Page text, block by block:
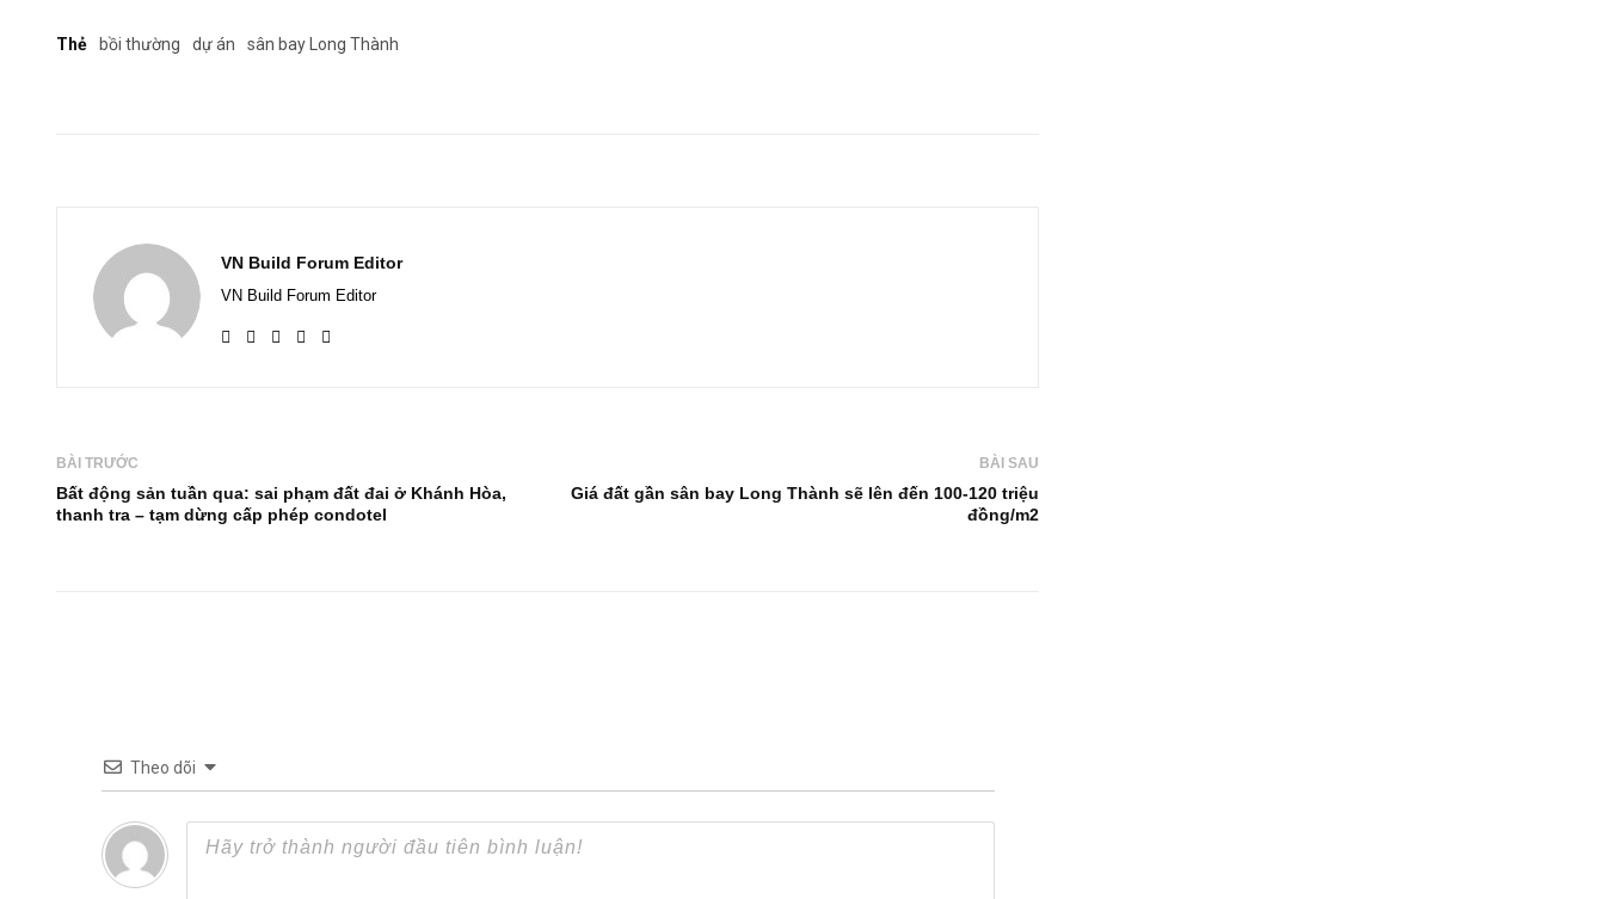
Thẻ bồi thường dự án sân bay Long Thành
VN Build Forum Editor
VN Build Forum Editor
BÀI TRƯỚC
Bất động sản tuần qua: sai phạm đất đai ở Khánh Hòa,
thanh tra – tạm dừng cấp phép condotel
BÀI SAU
Giá đất gần sân bay Long Thành sẽ lên đến 100-120 triệu
đồng/m2
Theo dõi